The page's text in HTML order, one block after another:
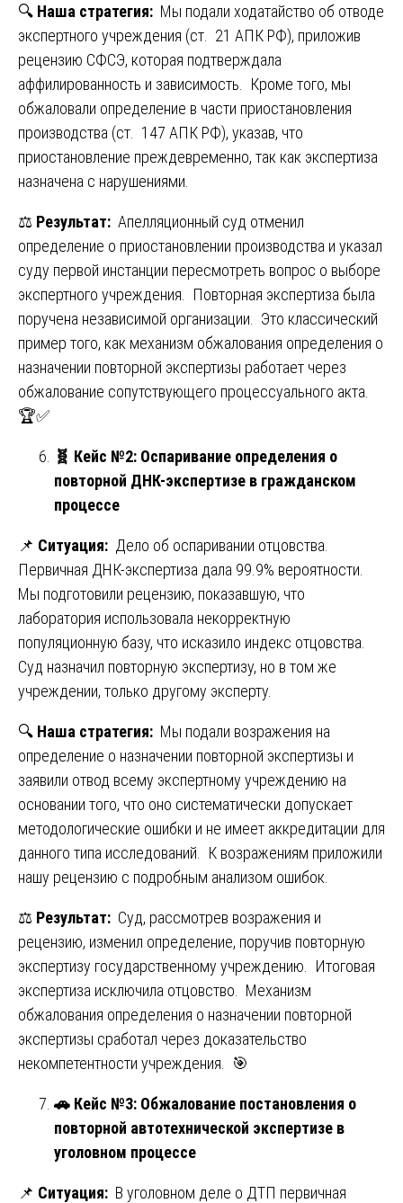
🔍 Наша стратегия: Мы подали ходатайство об отводе
экспертного учреждения (ст. 21 АПК РФ), приложив
рецензию СФСЭ, которая подтверждала
аффилированность и зависимость. Кроме того, мы
обжаловали определение в части приостановления
производства (ст. 147 АПК РФ), указав, что
приостановление преждевременно, так как экспертиза
назначена с нарушениями.
⚖️ Результат: Апелляционный суд отменил
определение о приостановлении производства и указал
суду первой инстанции пересмотреть вопрос о выборе
экспертного учреждения. Повторная экспертиза была
поручена независимой организации. Это классический
пример того, как механизм обжалования определения о
назначении повторной экспертизы работает через
обжалование сопутствующего процессуального акта.
🏆✅
🧬 Кейс №2: Оспаривание определения о
повторной ДНК-экспертизе в гражданском
процессе
📌 Ситуация: Дело об оспаривании отцовства.
Первичная ДНК-экспертиза дала 99.9% вероятности.
Мы подготовили рецензию, показавшую, что
лаборатория использовала некорректную
популяционную базу, что исказило индекс отцовства.
Суд назначил повторную экспертизу, но в том же
учреждении, только другому эксперту.
🔍 Наша стратегия: Мы подали возражения на
определение о назначении повторной экспертизы и
заявили отвод всему экспертному учреждению на
основании того, что оно систематически допускает
методологические ошибки и не имеет аккредитации для
данного типа исследований. К возражениям приложили
нашу рецензию с подробным анализом ошибок.
⚖️ Результат: Суд, рассмотрев возражения и
рецензию, изменил определение, поручив повторную
экспертизу государственному учреждению. Итоговая
экспертиза исключила отцовство. Механизм
обжалования определения о назначении повторной
экспертизы сработал через доказательство
некомпетентности учреждения. 🎯
🚗 Кейс №3: Обжалование постановления о
повторной автотехнической экспертизе в
уголовном процессе
📌 Ситуация: В уголовном деле о ДТП первичная